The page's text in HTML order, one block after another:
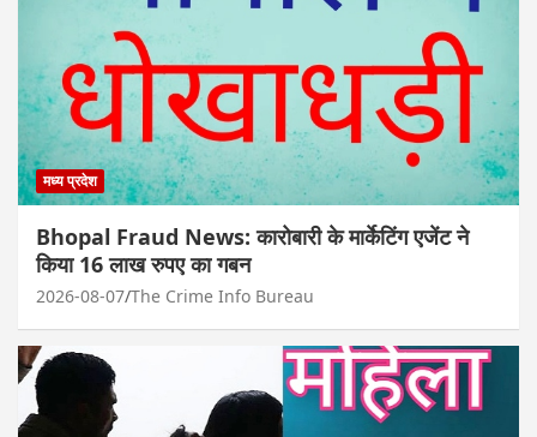
मध्य प्रदेश
Bhopal Fraud News: कारोबारी के मार्केटिंग एजेंट ने
किया 16 लाख रुपए का गबन
2026-08-07 The Crime Info Bureau